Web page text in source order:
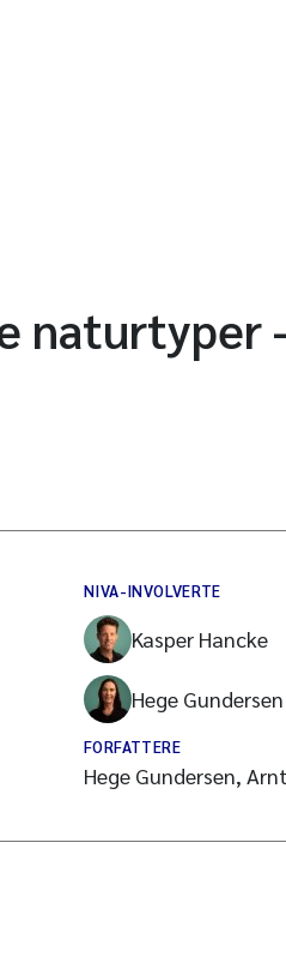
naturtyper
NIVA-INVOLVERTE
Kasper Hancke
Hege Gundersen
FORFATTERE
Hege Gundersen,